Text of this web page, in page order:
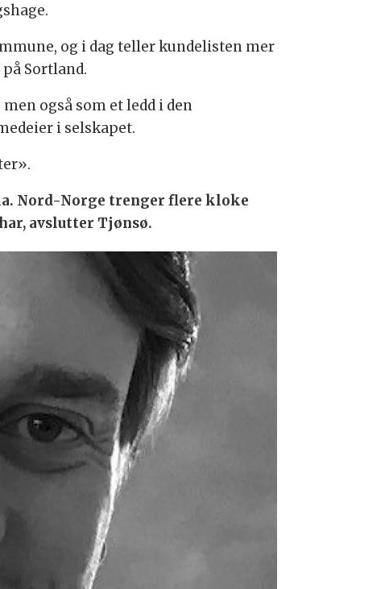
og i dag teller kundelisten mer
Sortland.
også som et ledd i den
i selskapet.
Nord-Norge trenger flere kloke
avslutter Tjønsø.